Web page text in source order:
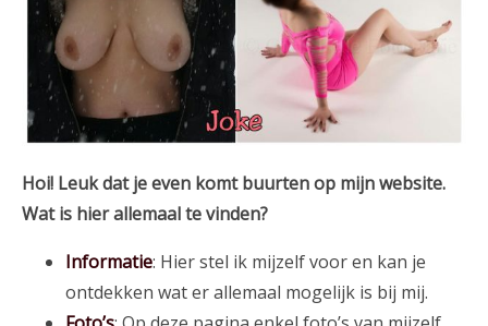
Hoi! Leuk dat je even komt buurten op mijn website.
Wat is hier allemaal te vinden?
Informatie: Hier stel ik mijzelf voor en kan je
ontdekken wat er allemaal mogelijk is bij mij.